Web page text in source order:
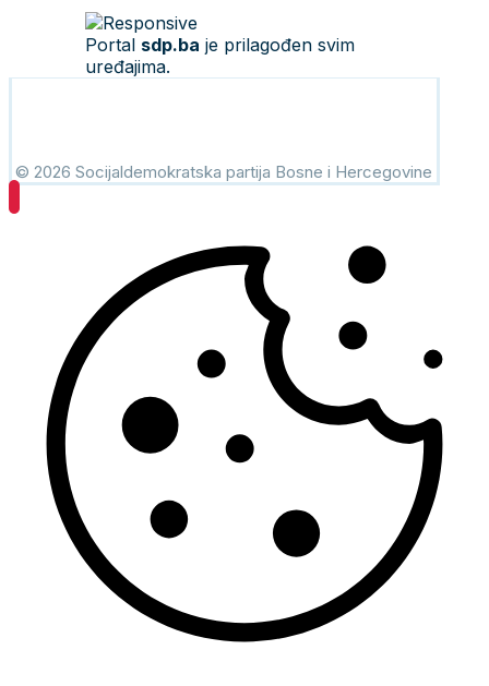
Portal sdp.ba je prilagođen svim
uređajima.
© 2026 Socijaldemokratska partija Bosne i Hercegovine